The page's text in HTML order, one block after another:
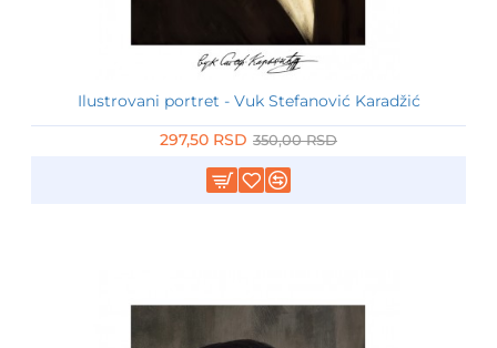
Ilustrovani portret - Vuk Stefanović Karadžić
297,50 RSD 350,00 RSD